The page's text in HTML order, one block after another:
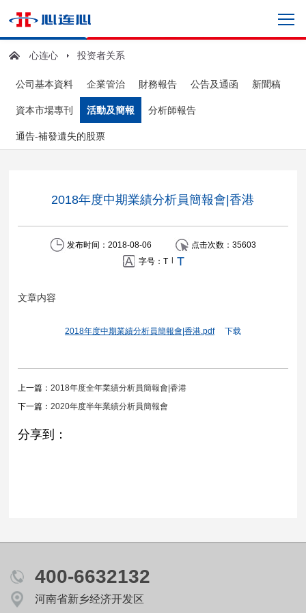
心连心 投资者关系
公司基本資料 企業管治 財務報告 公告及通函 新聞稿
資本市場專刊 活動及簡報 分析師報告
通告-補發遺失的股票
2018年度中期業績分析員簡報會|香港
发布时间：2018-08-06 点击次数： 35603
字号： T | T
文章内容
2018年度中期業績分析員簡報會|香港.pdf 下载
上一篇：2018年度全年業績分析員簡報會|香港
下一篇：2020年度半年業績分析員簡報會
分享到：
400-6632132
河南省新乡经济开发区